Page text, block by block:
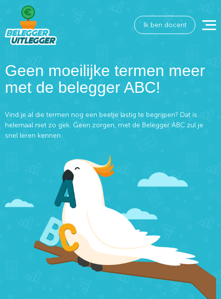
Ik ben docent
Geen moeilijke termen meer
met de belegger ABC!
Vind je al die termen nog een beetje lastig te begrijpen? Dat is
helemaal niet zo gek. Geen zorgen, met de Belegger ABC zul je
snel leren kennen.